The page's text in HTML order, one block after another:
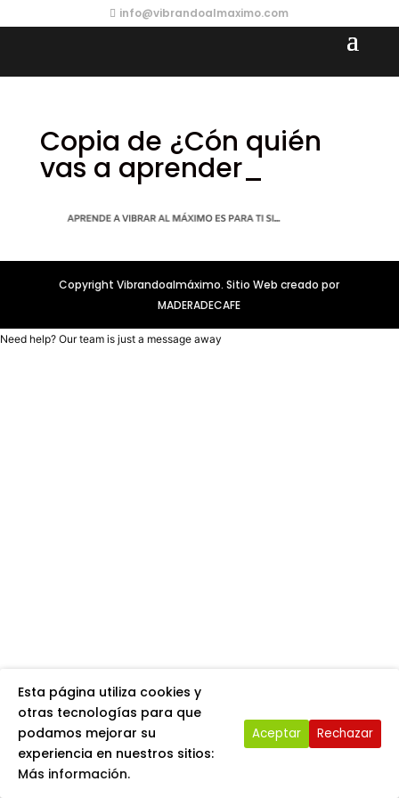
info@vibrandoalmaximo.com
Copia de ¿Cón quién
vas a aprender_
Copyright Vibrandoalmáximo. Sitio Web creado por
MADERADECAFE
Need help? Our team is just a message away
Esta página utiliza cookies y
otras tecnologías para que
podamos mejorar su
experiencia en nuestros sitios:
Más información.
Aceptar Rechazar